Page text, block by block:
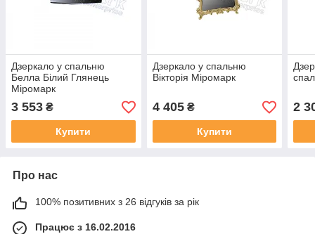
Дзеркало у спальню
Белла Білий Глянець
Міромарк
3 553 ₴
Купити
Дзеркало у спальню
Вікторія Міромарк
4 405₴
Купити
2
Про нас
100% позитивних з 26 відгуків за рік
Працює з 16.02.2016